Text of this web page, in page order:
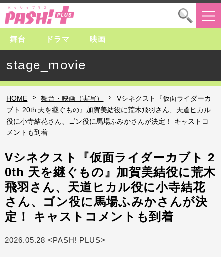
舞台 ドラマ 映画
stage_movie
HOME > 舞台・映画（実写） >
Vシネクスト『仮面ライダーカ
ブト 20th 天を継ぐもの』加賀美結役に荒木飛羽さん、天道ヒカル
役に小寺結花さん、ゴン役に馬場ふみかさんが決定！ キャストコ
メントも到着
Vシネクスト『仮面ライダーカブト 2
0th 天を継ぐもの』加賀美結役に荒木
飛羽さん、天道ヒカル役に小寺結花
さん、ゴン役に馬場ふみかさんが決
定！ キャストコメントも到着
2026.05.28 <PASH! PLUS>